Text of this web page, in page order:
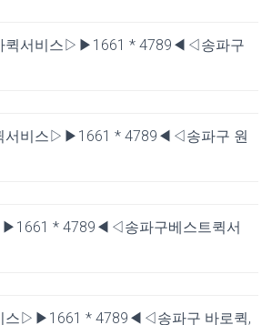
퀵서비스▷▶1661 * 4789◀◁송파구
서비스▷▶1661 * 4789◀◁송파구 원
* 4789◀◁송파구베스트퀵서
스▷▶1661 * 4789◀◁송파구 바로퀵,